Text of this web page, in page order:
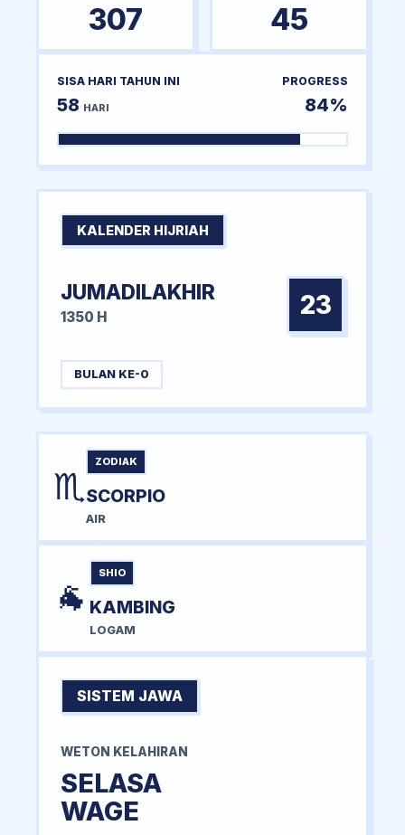
307 45
SISA HARI TAHUN INI
58 HARI
PROGRESS
84%
KALENDER HIJRIAH
JUMADILAKHIR
1350 H 23
BULAN KE-0
♏
ZODIAK
SCORPIO
AIR
🐐
SHIO
KAMBING
LOGAM
SISTEM JAWA
WETON KELAHIRAN
SELASA
WAGE